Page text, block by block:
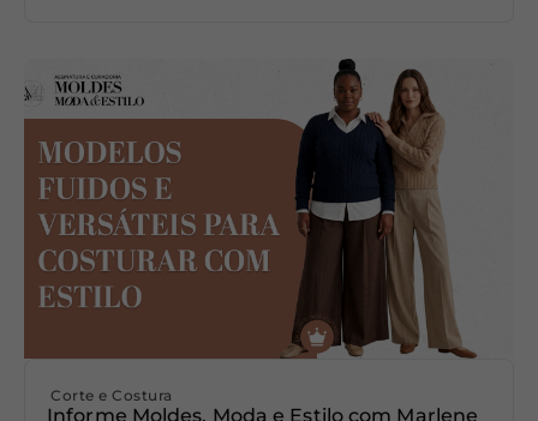
Corte e Costura
Informe Moldes, Moda e Estilo com Marlene